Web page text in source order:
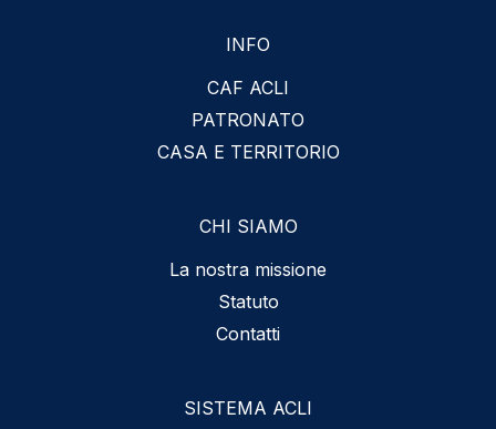
INFO
CAF ACLI
PATRONATO
CASA E TERRITORIO
CHI SIAMO
La nostra missione
Statuto
Contatti
SISTEMA ACLI